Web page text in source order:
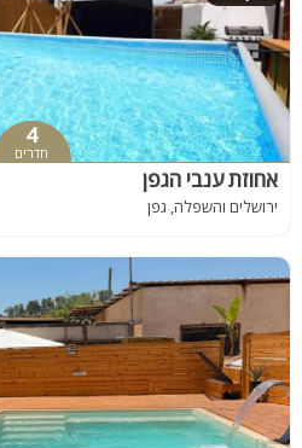
4
חדרים
אחוזת ענבי הגפן
ירושלים והשפלה, גפן